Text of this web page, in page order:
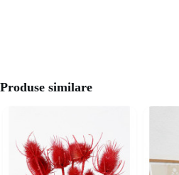
Produse similare